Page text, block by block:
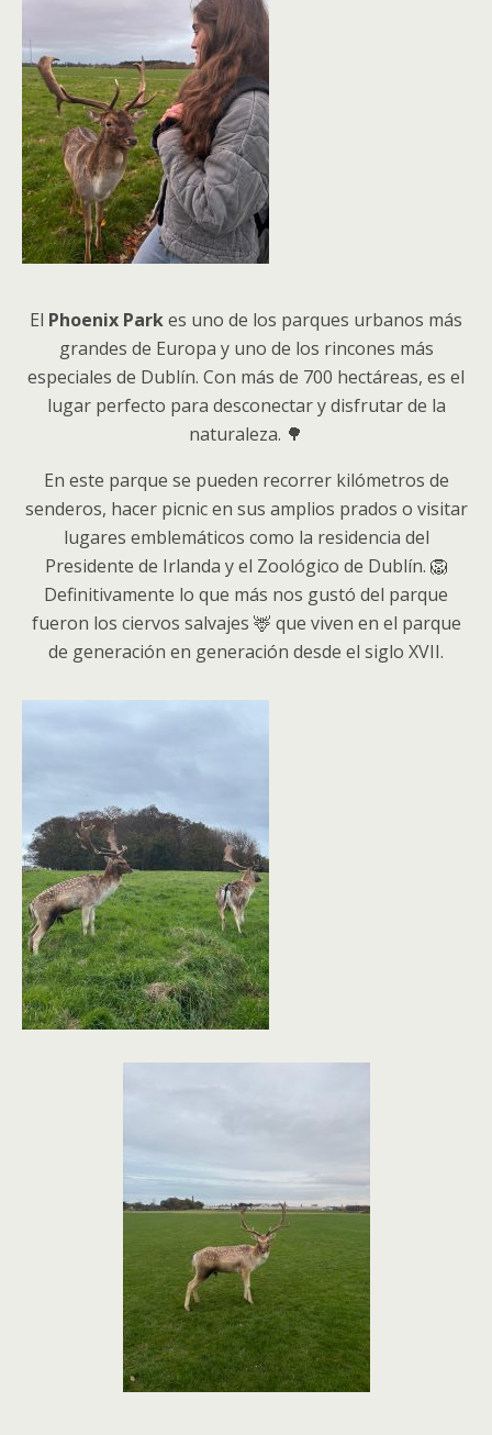
El Phoenix Parkes uno de los parques urbanos más
grandes de Europa y uno de los rincones más
especiales de Dublín. Con más de 700 hectáreas, es el
lugar perfecto para desconectar y disfrutar de la
naturaleza. 🌳
En este parque se pueden recorrer kilómetros de
senderos, hacer picnic en sus amplios prados o visitar
lugares emblemáticos como la residencia del
Presidente de Irlanda y el Zoológico de Dublín. 🦁
Definitivamente lo que más nos gustó del parque
fueron los ciervos salvajes 🦌 que viven en el parque
de generación en generación desde el siglo XVII.